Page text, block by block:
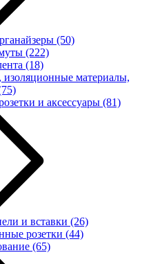
(50)
(222)
(18)
изоляционные материалы,
и аксессуары (81)
и вставки (26)
розетки (44)
(65)